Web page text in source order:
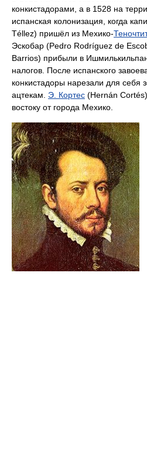
конкистадорами, а в 1528 на
испанская колонизация, когда
Téllez) пришёл из Мехико-
Эскобар (Pedro Rodríguez de
Barrios) прибыли в
налогов. После испанского
конкистадоры нарезали для
ацтекам. Э. Кортес (Hernán
востоку от города Мехико.